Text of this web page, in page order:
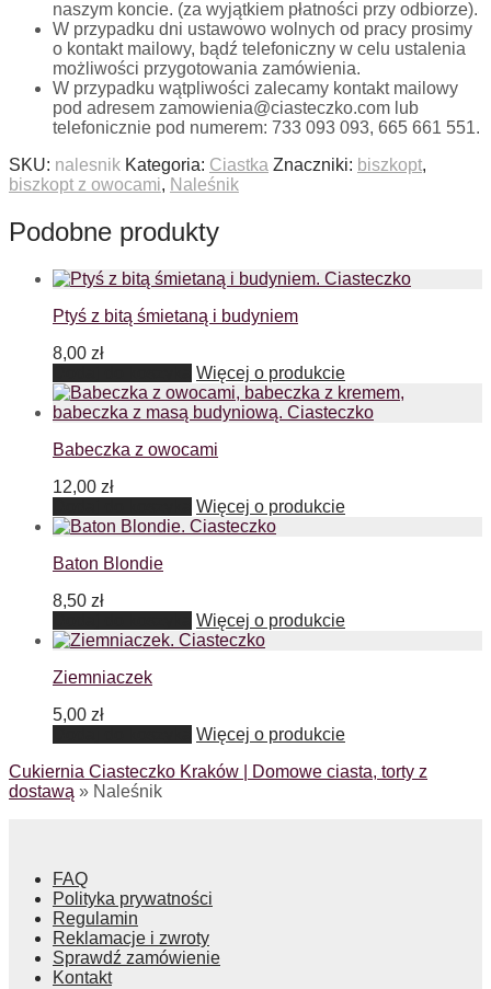
naszym koncie. (za wyjątkiem płatności przy odbiorze).
W przypadku dni ustawowo wolnych od pracy prosimy
o kontakt mailowy, bądź telefoniczny w celu ustalenia
możliwości przygotowania zamówienia.
W przypadku wątpliwości zalecamy kontakt mailowy
pod adresem zamowienia@ciasteczko.com lub
telefonicznie pod numerem: 733 093 093, 665 661 551.
SKU: nalesnik Kategoria: Ciastka Znaczniki: biszkopt,
biszkopt z owocami, Naleśnik
Podobne produkty
Ptyś z bitą śmietaną i budyniem
8,00 zł
Więcej o produkcie
Babeczka z owocami
12,00 zł
Więcej o produkcie
Baton Blondie
8,50 zł
Więcej o produkcie
Ziemniaczek
5,00 zł
Więcej o produkcie
Cukiernia Ciasteczko Kraków | Domowe ciasta, torty z
dostawą » Naleśnik
FAQ
Polityka prywatności
Regulamin
Reklamacje i zwroty
Sprawdź zamówienie
Kontakt